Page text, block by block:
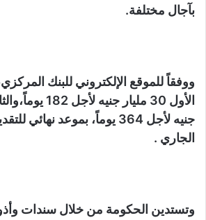
بآجال مختلفة.
ووفقاً للموقع الإلكتروني للبنك
الجاري .
وتستدين الحكومة من خلال سندات